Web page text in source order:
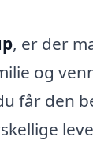
, er der
og
får den